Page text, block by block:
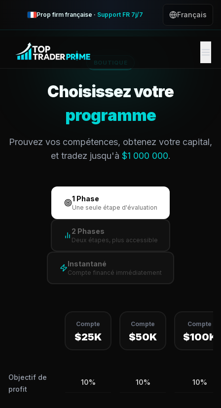
Prop firm française · Support FR 7j/7 Français
BOUTIQUE
Choisissez votre
programme
Prouvez vos compétences, obtenez votre capital,
et tradez jusqu'à $1 000 000.
1 Phase
Une seule étape d'évaluation
2 Phases
Deux étapes, plus accessible
Instantané
Compte financé immédiatement
Compte
$25K
Compte
$50K
Compte
$100K
Objectif de
profit
10% 10% 10%